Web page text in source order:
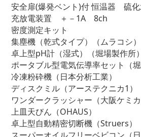
安全扉(爆発ベント)付 恒温器 硫化
充放電装置 ＋－1A 8ch
密度測定キット
集塵機（乾式タイプ）（ムラコシ）
卓上型pH計（湿式）（堀場製作所）
ポータブル型電気伝導率セット（堀
冷凍粉砕機（日本分析工業）
ディスクミル（アーステクニカ1）
ワンダークラッシャー（大阪ケミカ
上皿天びん（OHAUS）
卓上型自動精密切断機（Struers）